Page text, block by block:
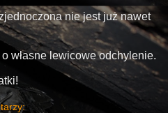
nie jest już nawet
własne lewicowe odchylenie.